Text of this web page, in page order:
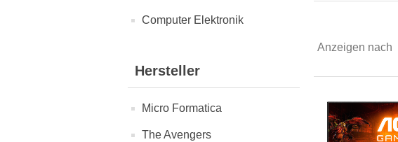
Computer Elektronik
Hersteller
Micro Formatica
The Avengers
Anzeigen nach